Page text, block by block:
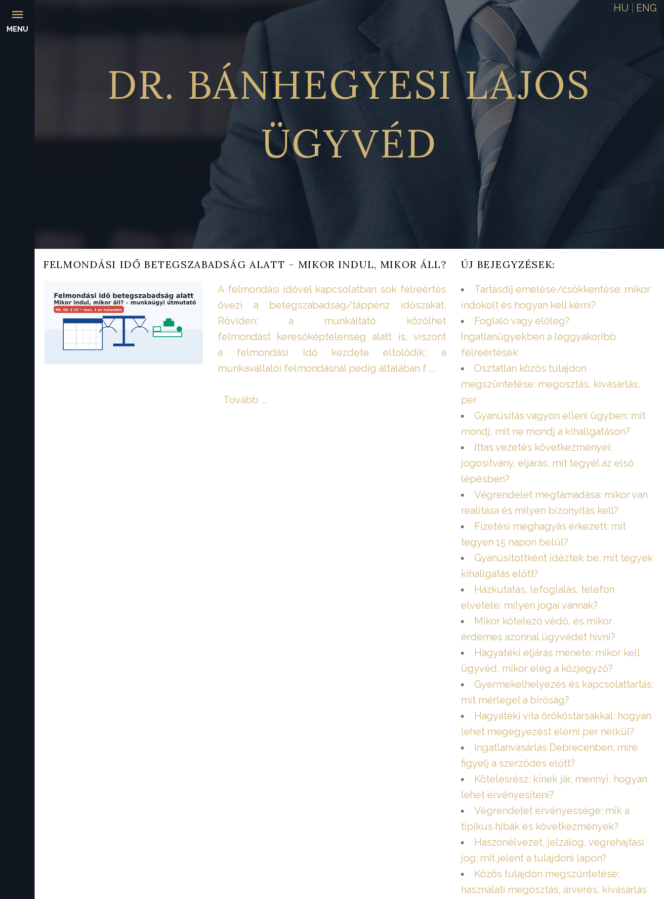
MENU
HU ENG
DR. BÁNHEGYESI LAJOS
ÜGYVÉD
FELMONDÁSI IDŐ BETEGSZABADSÁG ALATT – MIKOR INDUL, MIKOR ÁLL?
A felmondási idővel kapcsolatban sok félreértés
övezi a betegszabadság/táppénz időszakát.
Röviden: a munkáltató közölhet
felmondást keresőképtelenség alatt is, viszont
a felmondási idő kezdete eltolódik; a
munkavállalói felmondásnál pedig általában f ...
Tovább ...
ÚJ BEJEGYZÉSEK:
Tartásdíj emelése/csökkentése: mikor
indokolt és hogyan kell kérni?
Foglaló vagy előleg?
Ingatlanügyekben a leggyakoribb
félreértések
Osztatlan közös tulajdon
megszüntetése: megosztás, kivásárlás,
per
Gyanúsítás vagyon elleni ügyben: mit
mondj, mit ne mondj a kihallgatáson?
Ittas vezetés következményei:
jogosítvány, eljárás, mit tegyél az első
lépésben?
Végrendelet megtámadása: mikor van
realitása és milyen bizonyítás kell?
Fizetési meghagyás érkezett: mit
tegyen 15 napon belül?
Gyanúsítottként idéztek be: mit tegyek
kihallgatás előtt?
Házkutatás, lefoglalás, telefon
elvétele: milyen jogai vannak?
Mikor kötelező védő, és mikor
érdemes azonnal ügyvédet hívni?
Hagyatéki eljárás menete: mikor kell
ügyvéd, mikor elég a közjegyző?
Gyermekelhelyezés és kapcsolattartás:
mit mérlegel a bíróság?
Hagyatéki vita örököstársakkal: hogyan
lehet megegyezést elérni per nélkül?
Ingatlanvásárlás Debrecenben: mire
figyelj a szerződés előtt?
Kötelesrész: kinek jár, mennyi, hogyan
lehet érvényesíteni?
Végrendelet érvényessége: mik a
tipikus hibák és következmények?
Haszonélvezet, jelzálog, végrehajtási
jog: mit jelent a tulajdoni lapon?
Közös tulajdon megszüntetése:
használati megosztás, árverés, kivásárlás